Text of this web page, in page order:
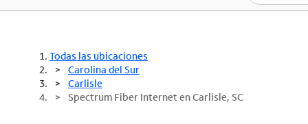
Mejores ofertas
Todas las ubicaciones
Carolina del Sur
Carlisle
Spectrum Fiber Internet en Carlisle, SC